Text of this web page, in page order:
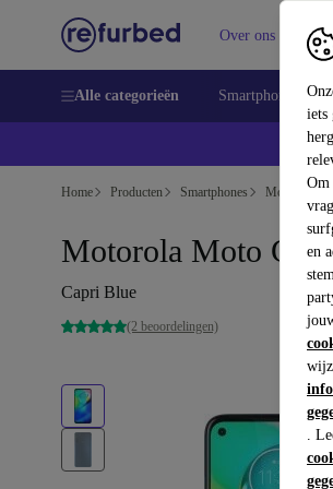
iets
Om
en
.
Over ons
Alle categorieën Smartphones
Home Producten Smartphones Motorola
Motorola Moto G8
Capri Blue
(2 beoordelingen)